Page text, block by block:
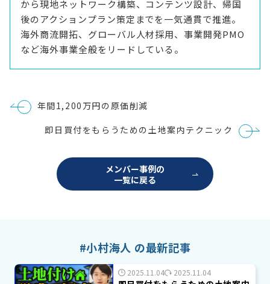
から現地ネットワーク構築、コンテンツ設計、帰国
後のアクションプラン策定までを一気通貫で推進。
海外商流開拓、グローバル人材採用、事業開発PMO
など海外事業全般をリードしている。
投
稿
年間1,200万円の原価削減
即日買付をもらうための土地案内テクニック
メンバー事例の
一覧に戻る
#小村海人 の最新記事
2025.11.04 2025.11.04